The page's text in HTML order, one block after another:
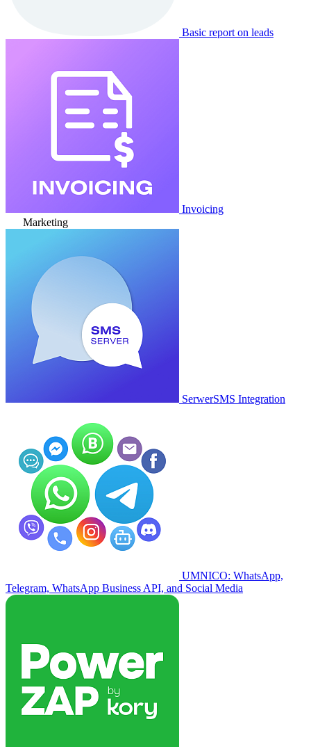
Basic report on leads
Invoicing
Marketing
SerwerSMS Integration
UMNICO: WhatsApp,
Telegram, WhatsApp Business API, and Social Media